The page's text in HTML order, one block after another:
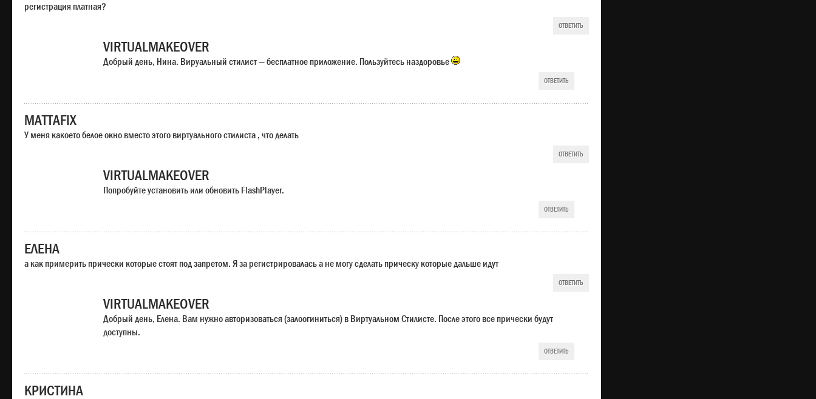
регистрация платная?
ОТВЕТИТЬ
VIRTUALMAKEOVER
Добрый день, Нина. Вируальный стилист — бесплатное приложение. Пользуйтесь наздоровье
ОТВЕТИТЬ
MATTAFIX
У меня какоето белое окно вместо этого виртуального стилиста , что делать
ОТВЕТИТЬ
VIRTUALMAKEOVER
Попробуйте установить или обновить FlashPlayer.
ОТВЕТИТЬ
ЕЛЕНА
а как примерить прически которые стоят под запретом. Я за регистрировалась а не могу сделать прическу которые дальше идут
ОТВЕТИТЬ
VIRTUALMAKEOVER
Добрый день, Елена. Вам нужно авторизоваться (залоогиниться) в Виртуальном Стилисте. После этого все прически будут
доступны.
ОТВЕТИТЬ
КРИСТИНА